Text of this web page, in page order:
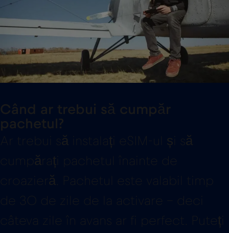
Când ar trebui să cumpăr
pachetul?
Ar trebui să instalați eSIM-ul și să
cumpărați pachetul înainte de
croazieră. Pachetul este valabil timp
de 30 de zile de la activare – deci
câteva zile în avans ar fi perfect. Puteți